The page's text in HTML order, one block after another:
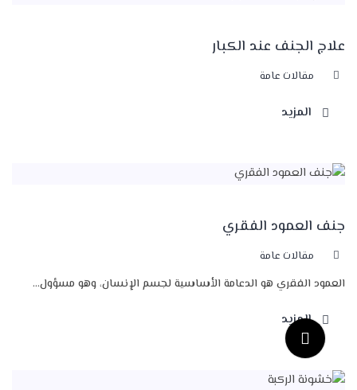
علاج الجنف عند الكبار
مقالات عامة
المزيد
جنف العمود الفقري
مقالات عامة
العمود الفقري هو الدعامة الأساسية لجسم الإنسان، وهو مسؤول...
المزيد